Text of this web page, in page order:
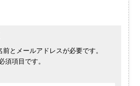
とメールアドレスが必要です。
須項目です。